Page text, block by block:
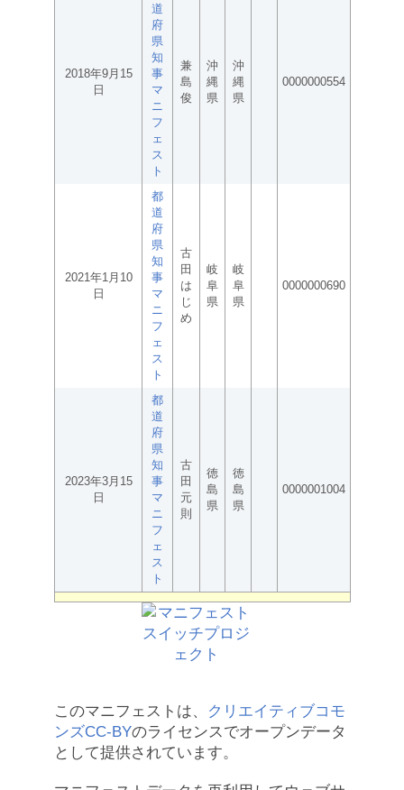
2018年9月15
日
道
府
県
知
事
マ
ニ
フ
ェ
ス
ト
兼
島
俊
沖
縄
県
沖
縄
県
0000000554
2021年1月10
日
都
道
府
県
知
事
マ
ニ
フ
ェ
ス
ト
古
田
は
じ
め
岐
阜
県
岐
阜
県
0000000690
2023年3月15
日
都
道
府
県
知
事
マ
ニ
フ
ェ
ス
ト
古
田
元
則
徳
島
県
徳
島
県
0000001004
このマニフェストは、
クリエイティブコモ
ンズCC-BYのライセンスでオープンデータ
として提供されています。